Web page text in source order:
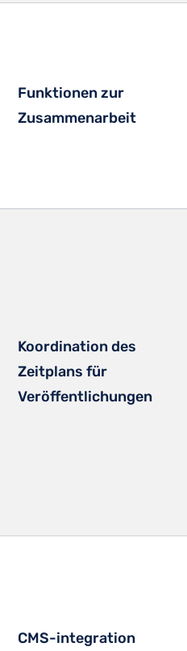
Funktionen zur
Zusammenarbeit
Koordination des
Zeitplans für
Veröffentlichungen
CMS-integration